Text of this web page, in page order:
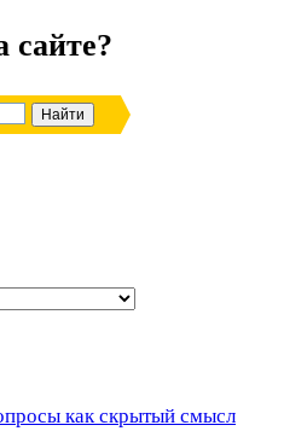
как скрытый смысл